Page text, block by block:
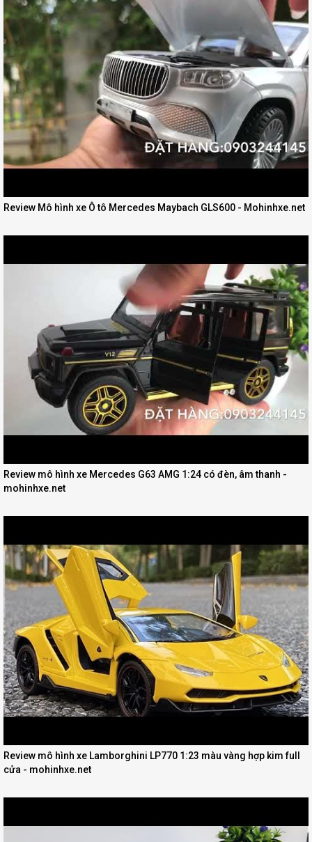
Review Mô hình xe Ô tô Mercedes Maybach GLS600 - Mohinhxe.net
Review mô hình xe Mercedes G63 AMG 1:24 có đèn, âm thanh -
mohinhxe.net
Review mô hình xe Lamborghini LP770 1:23 màu vàng hợp kim full
cửa - mohinhxe.net